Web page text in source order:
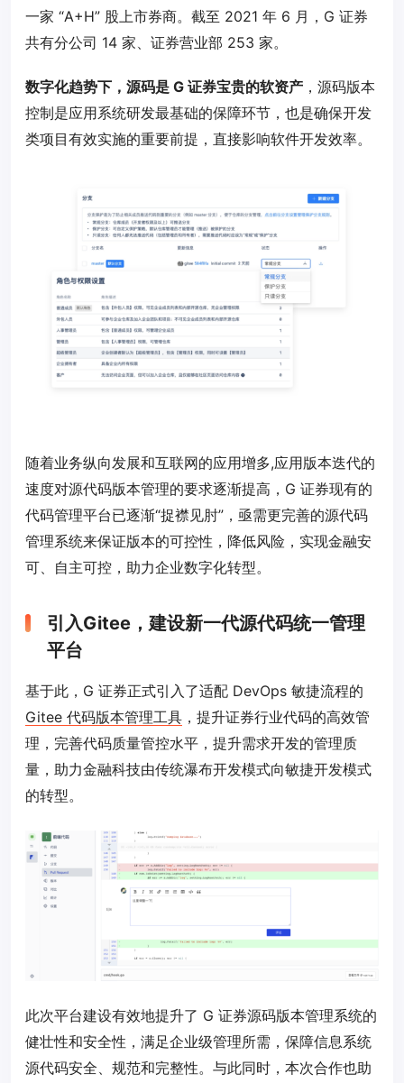
一家 “A+H” 股上市券商。截至 2021 年 6 月，G 证券
共有分公司 14 家、证券营业部 253 家。
数字化趋势下，源码是 G 证券宝贵的软资产 ，源码版本
控制是应用系统研发最基础的保障环节，也是确保开发
类项目有效实施的重要前提，直接影响软件开发效率。
随着业务纵向发展和互联网的应用增多,应用版本迭代的
速度对源代码版本管理的要求逐渐提高，G 证券现有的
代码管理平台已逐渐“捉襟见肘”，亟需更完善的源代码
管理系统来保证版本的可控性，降低风险，实现金融安
可、自主可控，助力企业数字化转型。
引入Gitee，建设新一代源代码统一管理
平台
基于此，G 证券正式引入了适配 DevOps 敏捷流程的
Gitee 代码版本管理工具 ，提升证券行业代码的高效管
理，完善代码质量管控水平，提升需求开发的管理质
量，助力金融科技由传统瀑布开发模式向敏捷开发模式
的转型。
此次平台建设有效地提升了 G 证券源码版本管理系统的
健壮性和安全性，满足企业级管理所需，保障信息系统
源代码安全、规范和完整性。与此同时，本次合作也助